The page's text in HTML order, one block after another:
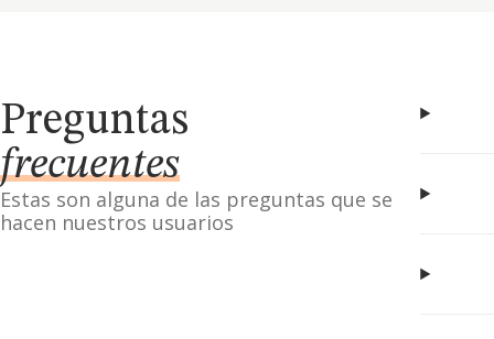
Preguntas
frecuentes
Estas son alguna de las preguntas que se
hacen nuestros usuarios